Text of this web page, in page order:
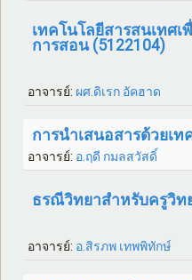
เทคโนโลยีสารสนเทศ
การสอน (5122104)
อาจารย์: ผศ.ดิเรก อัคฮาด
การนำเสนอสารด้วยเ
อาจารย์: อ.ฤดี กมลสวัสดิ์
ธรณีวิทยาสำหรับครูวิท
อาจารย์: อ.สิรภพ เทพพิทักษ์